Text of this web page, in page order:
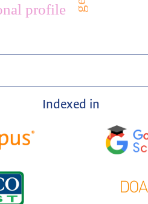
profile
Indexed in